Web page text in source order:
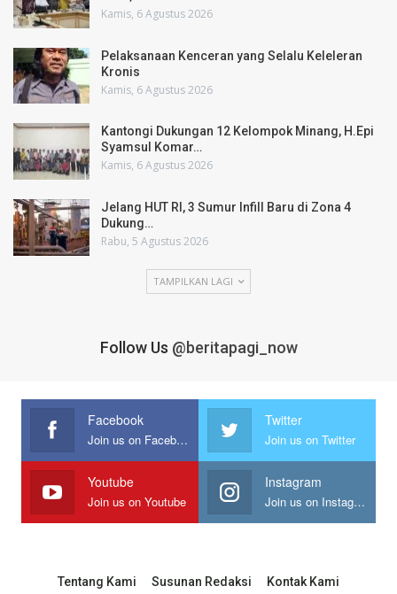
Kamis, 6 Agustus 2026
Pelaksanaan Kenceran yang Selalu Keleleran
Kronis
Kamis, 6 Agustus 2026
Kantongi Dukungan 12 Kelompok Minang, H.Epi
Syamsul Komar…
Kamis, 6 Agustus 2026
Jelang HUT RI, 3 Sumur Infill Baru di Zona 4
Dukung…
Rabu, 5 Agustus 2026
TAMPILKAN LAGI
Follow Us @beritapagi_now
Facebook
Join us on Facebook
Twitter
Join us on Twitter
Youtube
Join us on Youtube
Instagram
Join us on Instagram
Tentang Kami Susunan Redaksi Kontak Kami